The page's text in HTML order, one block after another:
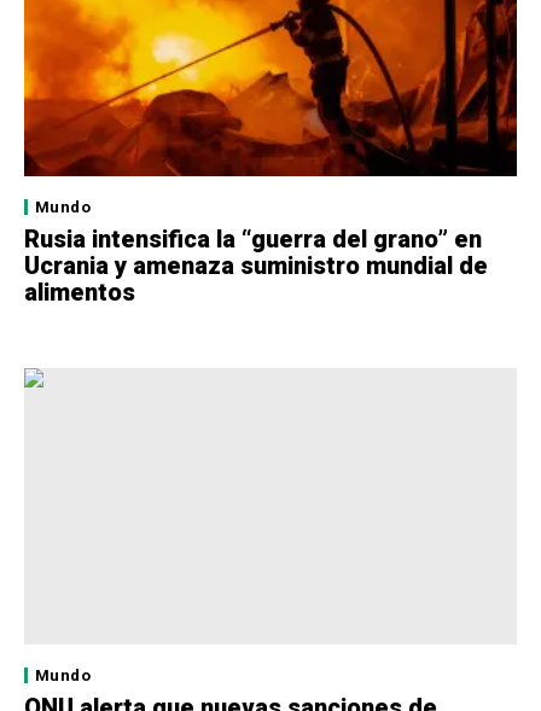
Mundo
Rusia intensifica la “guerra del grano” en
Ucrania y amenaza suministro mundial de
alimentos
Mundo